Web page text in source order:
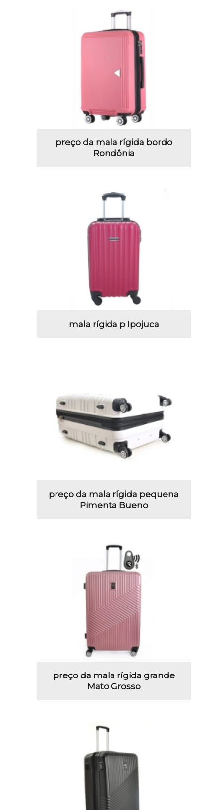
preço da mala rígida bordo
Rondônia
mala rígida p Ipojuca
preço da mala rígida pequena
Pimenta Bueno
preço da mala rígida grande
Mato Grosso